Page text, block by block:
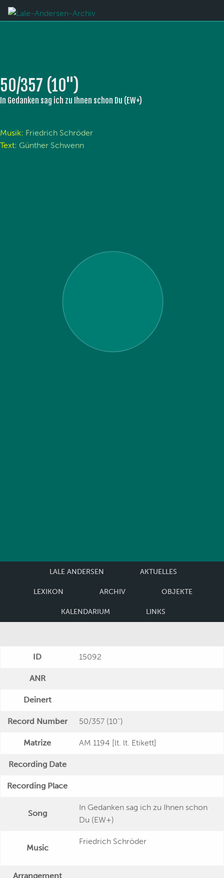
50/357 (10'')
In Gedanken sag ich zu Ihnen schon Du (EW+)
Musik: Friedrich Schröder
Text: Günther Schwenn
LALE ANDERSEN AKTUELLES
LEXIKON ARCHIV OBJEKTE
KALENDARIUM LINKS
ID 15092
ANR
Deinert
Record Number 50/357 (10'')
Matrize AM 1194 [lt. lt. Etikett]
Recording Date
Recording Place
Song
In Gedanken sag ich zu Ihnen schon
Du (EW+)
Music
Friedrich Schröder
Arrangement